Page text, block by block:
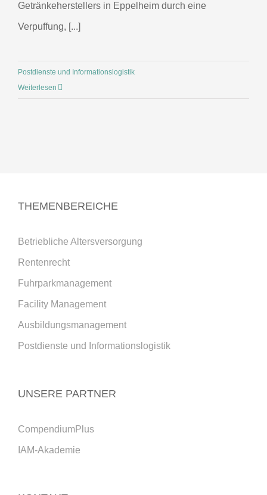
Getränkeherstellers in Eppelheim durch eine
Verpuffung, [...]
Postdienste und Informationslogistik
Weiterlesen
THEMENBEREICHE
Betriebliche Altersversorgung
Rentenrecht
Fuhrparkmanagement
Facility Management
Ausbildungsmanagement
Postdienste und Informationslogistik
UNSERE PARTNER
CompendiumPlus
IAM-Akademie